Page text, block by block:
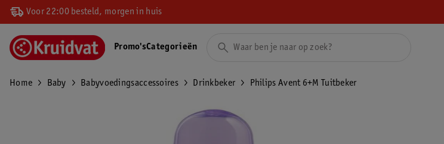
Voor 22:00 besteld, morgen in huis
Promo'sCategorieën
Home Baby Babyvoedingsaccessoires Drinkbeker Philips Avent 6+M Tuitbeker